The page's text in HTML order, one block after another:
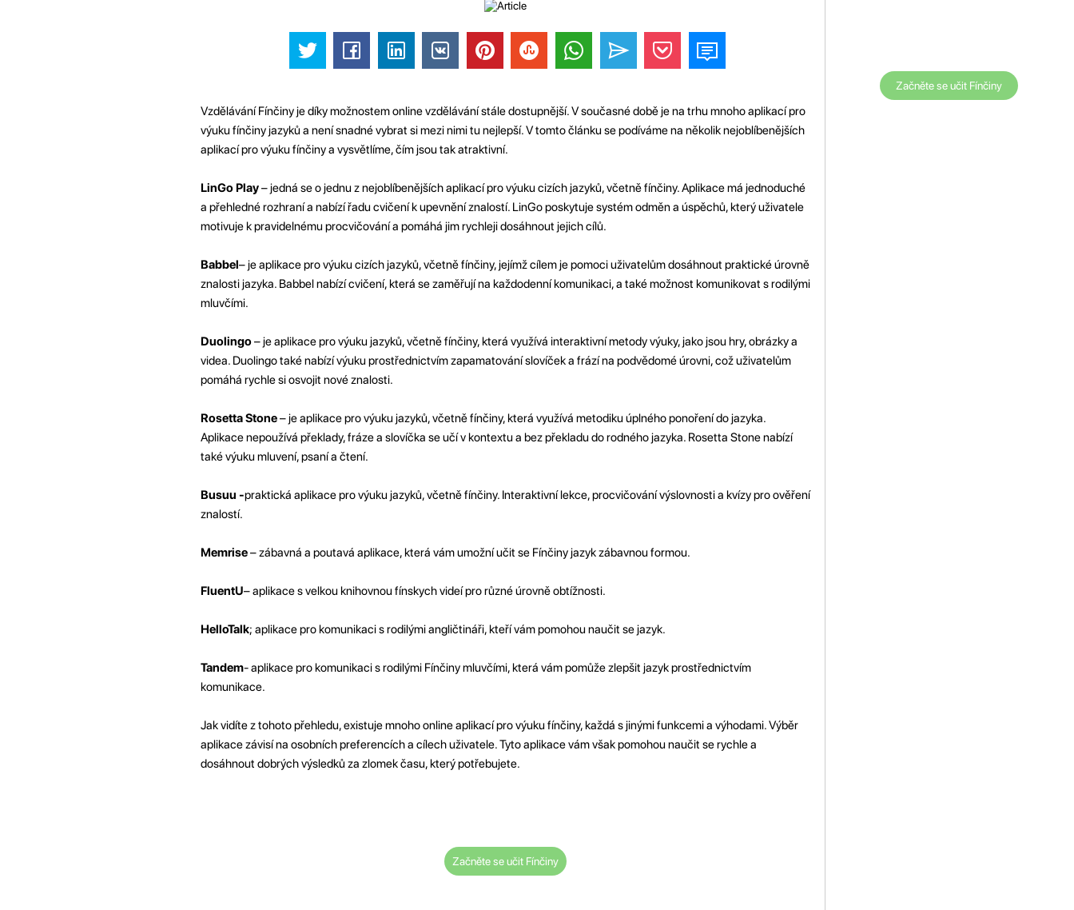
Vzdělávání Fínčiny je díky možnostem online vzdělávání stále dostupnější. V současné době je na trhu mnoho aplikací pro
výuku fínčiny jazyků a není snadné vybrat si mezi nimi tu nejlepší. V tomto článku se podíváme na několik nejoblíbenějších
aplikací pro výuku fínčiny a vysvětlíme, čím jsou tak atraktivní.
LinGo Play– jedná se o jednu z nejoblíbenějších aplikací pro výuku cizích jazyků, včetně fínčiny. Aplikace má jednoduché
a přehledné rozhraní a nabízí řadu cvičení k upevnění znalostí. LinGo poskytuje systém odměn a úspěchů, který uživatele
motivuje k pravidelnému procvičování a pomáhá jim rychleji dosáhnout jejich cílů.
Babbel– je aplikace pro výuku cizích jazyků, včetně fínčiny, jejímž cílem je pomoci uživatelům dosáhnout praktické úrovně
znalosti jazyka. Babbel nabízí cvičení, která se zaměřují na každodenní komunikaci, a také možnost komunikovat s rodilými
mluvčími.
Duolingo– je aplikace pro výuku jazyků, včetně fínčiny, která využívá interaktivní metody výuky, jako jsou hry, obrázky a
videa. Duolingo také nabízí výuku prostřednictvím zapamatování slovíček a frází na podvědomé úrovni, což uživatelům
pomáhá rychle si osvojit nové znalosti.
Rosetta Stone– je aplikace pro výuku jazyků, včetně fínčiny, která využívá metodiku úplného ponoření do jazyka.
Aplikace nepoužívá překlady, fráze a slovíčka se učí v kontextu a bez překladu do rodného jazyka. Rosetta Stone nabízí
také výuku mluvení, psaní a čtení.
Busuu -praktická aplikace pro výuku jazyků, včetně fínčiny. Interaktivní lekce, procvičování výslovnosti a kvízy pro ověření
znalostí.
Memrise– zábavná a poutavá aplikace, která vám umožní učit se Fínčiny jazyk zábavnou formou.
FluentU– aplikace s velkou knihovnou fínskych videí pro různé úrovně obtížnosti.
HelloTalk; aplikace pro komunikaci s rodilými angličtináři, kteří vám pomohou naučit se jazyk.
Tandem- aplikace pro komunikaci s rodilými Fínčiny mluvčími, která vám pomůže zlepšit jazyk prostřednictvím
komunikace.
Jak vidíte z tohoto přehledu, existuje mnoho online aplikací pro výuku fínčiny, každá s jinými funkcemi a výhodami. Výběr
aplikace závisí na osobních preferencích a cílech uživatele. Tyto aplikace vám však pomohou naučit se rychle a
dosáhnout dobrých výsledků za zlomek času, který potřebujete.
Začněte se učit Fínčiny
Začněte se učit Fínčiny